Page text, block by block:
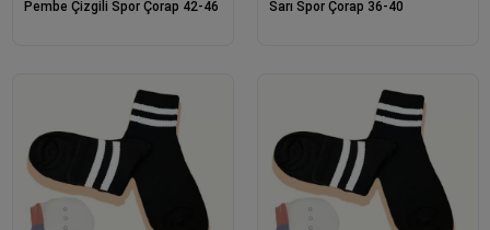
Pembe Çizgili Spor Çorap 42-46 Sarı Spor Çorap 36-40